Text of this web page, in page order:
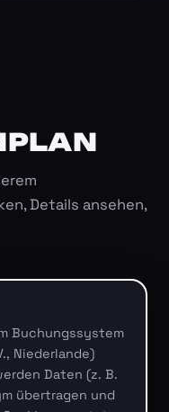
Details ansehen,
Buchungssystem
Niederlande)
Daten (z. B.
übertragen und